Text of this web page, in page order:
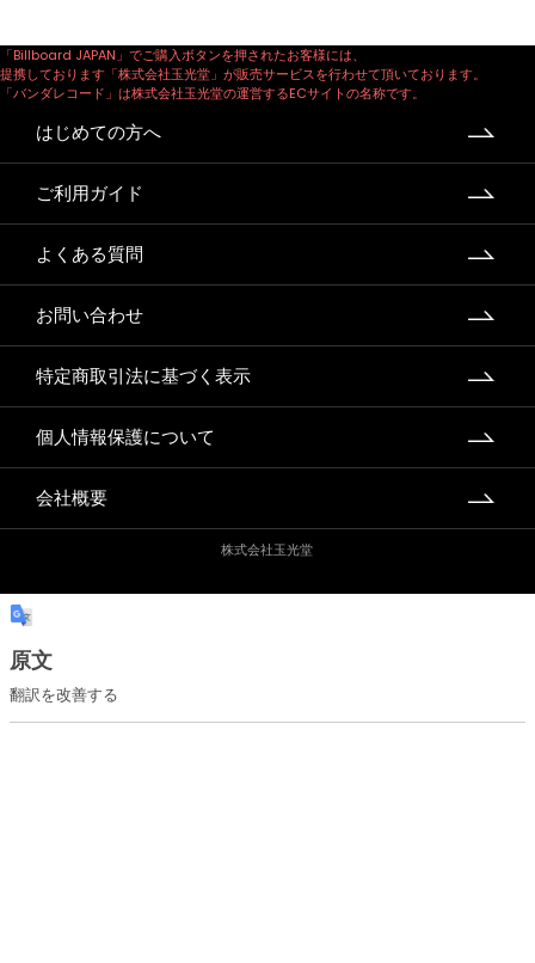
「Billboard JAPAN」でご購入ボタンを押されたお客様には、
提携しております「株式会社玉光堂」が販売サービスを行わせて頂いております。
「バンダレコード」は株式会社玉光堂の運営するECサイトの名称です。
はじめての方へ
ご利用ガイド
よくある質問
お問い合わせ
特定商取引法に基づく表示
個人情報保護について
会社概要
株式会社玉光堂
原文
翻訳を改善する